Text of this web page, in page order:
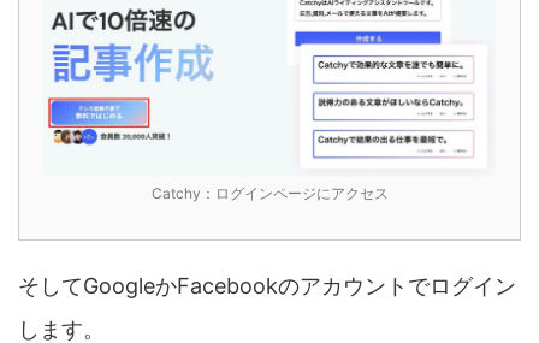
Catchy：ログインページにアクセス
そしてGoogleかFacebookのアカウントでログイン
します。